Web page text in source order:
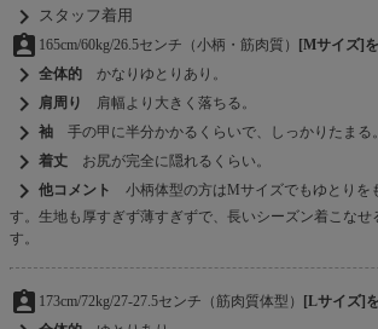
chevron_right スタッフ着用
assignment_ind 165cm/60kg/26.5センチ（小柄・筋肉質） [Mサイズ]
chevron_right 全体的 かなりゆとりあり。
chevron_right 肩周り 肩幅より大きく落ちる。
chevron_right 袖 手の甲に半分かかるくらいで、しっかりたまる。
chevron_right 着丈 お尻が完全に隠れるくらい。
chevron_right 他コメント 小柄体型の方はMサイズでもゆとりを
す。生地も厚すぎず薄すぎずで、長いシーズン着こな
す。
assignment_ind 173cm/72kg/27-27.5センチ（筋肉質体型） [Lサイズ]